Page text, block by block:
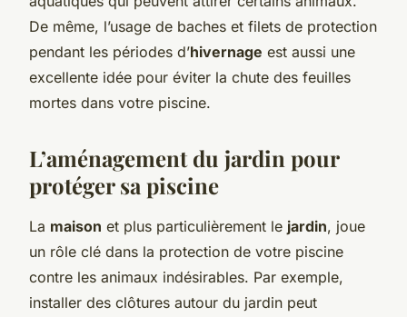
De même, l’usage de baches et filets de protection
pendant les périodes d’hivernage est aussi une
excellente idée pour éviter la chute des feuilles
mortes dans votre piscine.
L’aménagement du jardin pour
protéger sa piscine
La maison et plus particulièrement le jardin, joue
un rôle clé dans la protection de votre piscine
contre les animaux indésirables. Par exemple,
installer des clôtures autour du jardin peut